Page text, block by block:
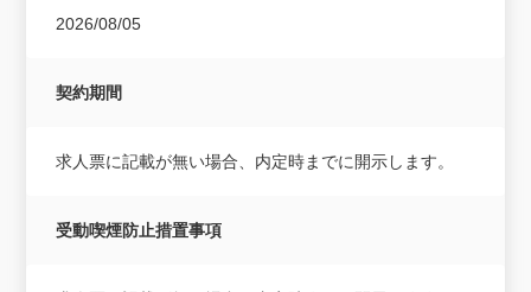
2026/08/05
契約期間
求人票に記載が無い場合、内定時までに開示します。
受動喫煙防止措置事項